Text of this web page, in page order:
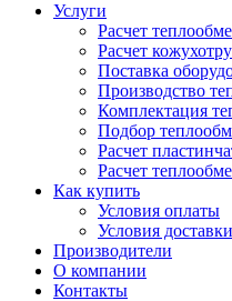
Услуги
Расчет
Расчет
Поставка
Производство
Комплектация
Подбор
Расчет
Расчет
Как купить
Условия оплаты
Условия доставки
Производители
О компании
Контакты